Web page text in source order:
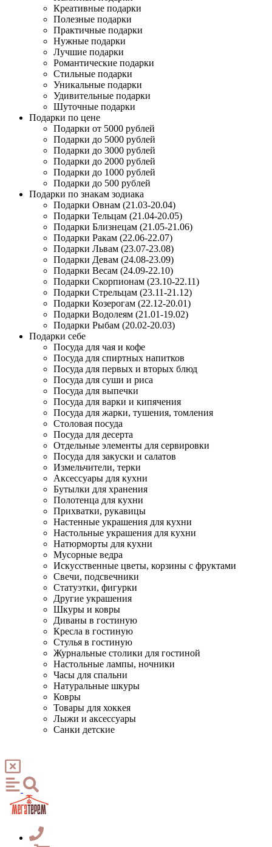
Креативные подарки
Полезные подарки
Практичные подарки
Нужные подарки
Лучшие подарки
Романтические подарки
Стильные подарки
Уникальные подарки
Удивительные подарки
Шуточные подарки
Подарки по цене
Подарки от 5000 рублей
Подарки до 5000 рублей
Подарки до 3000 рублей
Подарки до 2000 рублей
Подарки до 1000 рублей
Подарки до 500 рублей
Подарки по знакам зодиака
Подарки Овнам (21.03-20.04)
Подарки Тельцам (21.04-20.05)
Подарки Близнецам (21.05-21.06)
Подарки Ракам (22.06-22.07)
Подарки Львам (23.07-23.08)
Подарки Девам (24.08-23.09)
Подарки Весам (24.09-22.10)
Подарки Скорпионам (23.10-22.11)
Подарки Стрельцам (23.11-21.12)
Подарки Козерогам (22.12-20.01)
Подарки Водолеям (21.01-19.02)
Подарки Рыбам (20.02-20.03)
Подарки себе
Посуда для чая и кофе
Посуда для спиртных напитков
Посуда для первых и вторых блюд
Посуда для суши и риса
Посуда для выпечки
Посуда для варки и кипячения
Посуда для жарки, тушения, томления
Столовая посуда
Посуда для десерта
Отдельные элементы для сервировки
Посуда для закуски и салатов
Измельчители, терки
Аксессуары для кухни
Бутылки для хранения
Полотенца для кухни
Прихватки, рукавицы
Настенные украшения для кухни
Настольные украшения для кухни
Натюрморты для кухни
Мусорные ведра
Искусственные цветы, корзины с фруктами
Свечи, подсвечники
Статуэтки, фигурки
Другие украшения
Шкуры и ковры
Диваны в гостиную
Кресла в гостиную
Стулья в гостиную
Журнальные столики для гостиной
Настольные лампы, ночники
Часы для спальни
Натуральные шкуры
Ковры
Товары для хоккея
Лыжи и аксессуары
Санки детские